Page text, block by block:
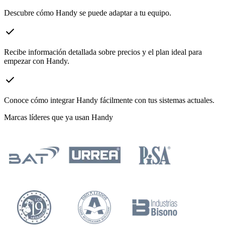
Descubre cómo Handy se puede adaptar a tu equipo.
check
Recibe información detallada sobre precios y el plan ideal para
empezar con Handy.
check
Conoce cómo integrar Handy fácilmente con tus sistemas actuales.
Marcas líderes que ya usan Handy